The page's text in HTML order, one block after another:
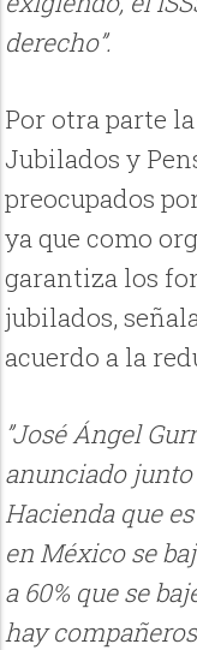
derecho”.
Por otra parte
Jubilados y
preocupados
ya que como
garantiza los
jubilados,
acuerdo a la
”José Ángel
anunciado
Hacienda que
en México se
a 60% que se
hay